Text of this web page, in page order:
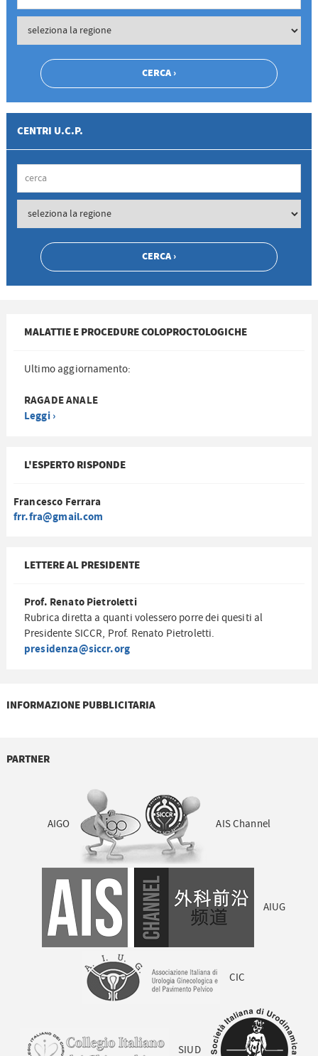
CENTRI U.C.P.
MALATTIE E PROCEDURE COLOPROCTOLOGICHE
Ultimo aggiornamento:
RAGADE ANALE
Leggi ›
L'ESPERTO RISPONDE
Francesco Ferrara
frr.fra@gmail.com
LETTERE AL PRESIDENTE
Prof. Renato Pietroletti
Rubrica diretta a quanti volessero porre dei quesiti al
Presidente SICCR, Prof. Renato Pietroletti.
presidenza@siccr.org
INFORMAZIONE PUBBLICITARIA
PARTNER
AIGO AIS Channel
AIUG
CIC
SIUD